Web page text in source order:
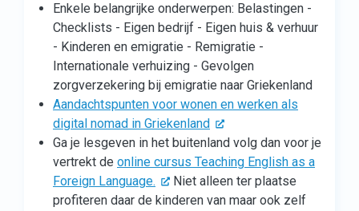
Enkele belangrijke onderwerpen: Belastingen -
Checklists - Eigen bedrijf - Eigen huis & verhuur
- Kinderen en emigratie - Remigratie -
Internationale verhuizing - Gevolgen
zorgverzekering bij emigratie naar Griekenland
Aandachtspunten voor wonen en werken als
digital nomad in Griekenland
Ga je lesgeven in het buitenland volg dan voor je
vertrekt de online cursus Teaching English as a
Foreign Language.
Niet alleen ter plaatse
profiteren daar de kinderen van maar ook zelf